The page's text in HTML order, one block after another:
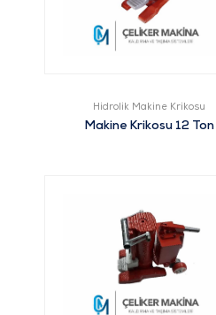
Hidrolik Makine Krikosu
Makine Krikosu 12 Ton